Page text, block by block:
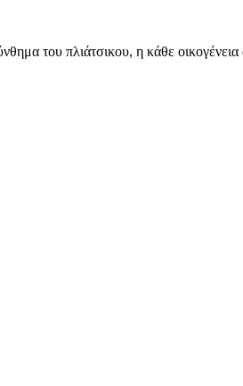
του πλιάτσικου, η κάθε οικογένεια